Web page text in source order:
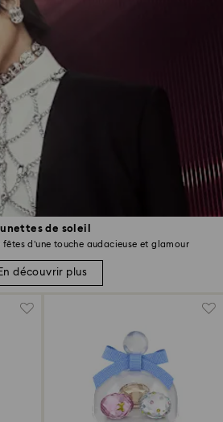
de soleil
fêtes d’une touche audacieuse et glamour
En découvrir plus